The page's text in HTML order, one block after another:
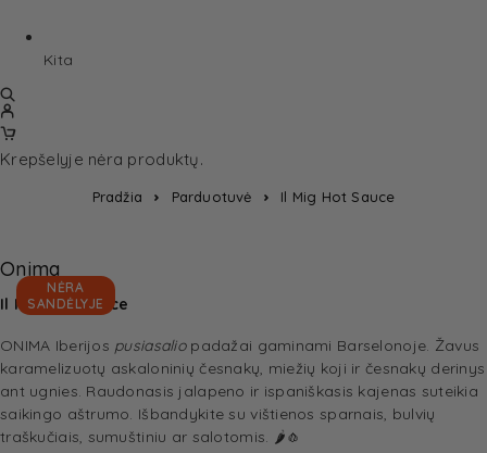
Kita
Krepšelyje nėra produktų.
Pradžia Parduotuvė Il Mig Hot Sauce
NĖRA
SANDĖLYJE
Onima
Il Mig Hot Sauce
ONIMA Iberijos pusiasaliopadažai gaminami Barselonoje. Žavus
karamelizuotų askaloninių česnakų, miežių koji ir česnakų derinys
ant ugnies. Raudonasis jalapeno ir ispaniškasis kajenas suteikia
saikingo aštrumo. Išbandykite su vištienos sparnais, bulvių
traškučiais, sumuštiniu ar salotomis. 🌶️🧄